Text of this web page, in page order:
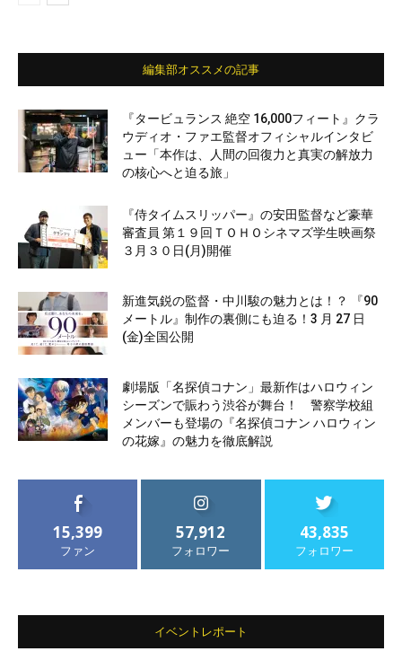
編集部オススメの記事
『タービュランス 絶空 16,000フィート』クラ
ウディオ・ファエ監督オフィシャルインタビ
ュー「本作は、人間の回復力と真実の解放力
の核心へと迫る旅」
『侍タイムスリッパー』の安田監督など豪華
審査員 第１９回ＴＯＨＯシネマズ学生映画祭
３月３０日(月)開催
新進気鋭の監督・中川駿の魅力とは！？ 『90
メートル』制作の裏側にも迫る！3 月 27 日
(金)全国公開
劇場版「名探偵コナン」最新作はハロウィン
シーズンで賑わう渋谷が舞台！ 警察学校組
メンバーも登場の『名探偵コナン ハロウィン
の花嫁』の魅力を徹底解説
15,399
ファン
57,912
フォロワー
43,835
フォロワー
イベントレポート